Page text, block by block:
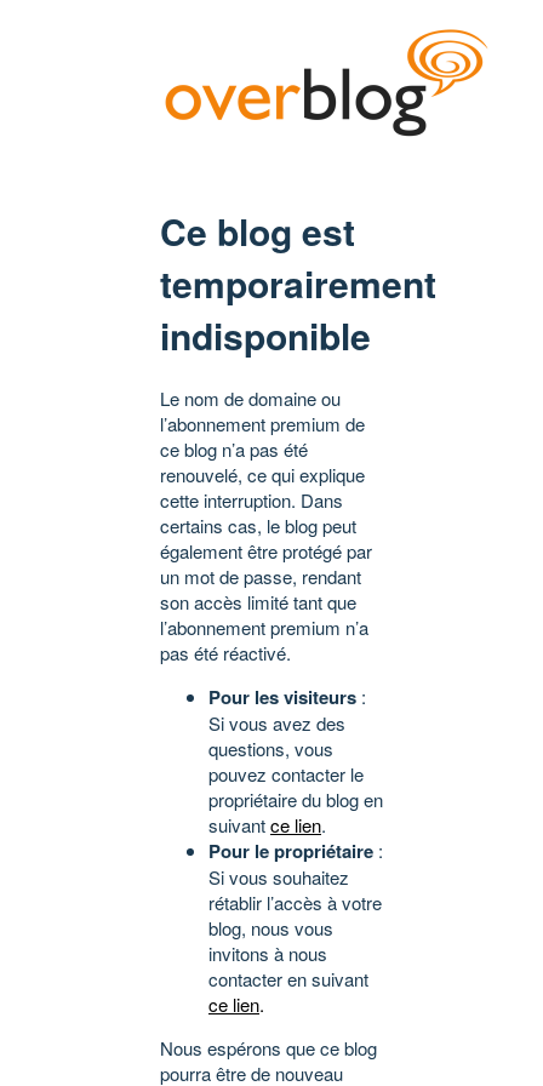
Ce blog est
temporairement
indisponible
Le nom de domaine ou
l’abonnement premium de
ce blog n’a pas été
renouvelé, ce qui explique
cette interruption. Dans
certains cas, le blog peut
également être protégé par
un mot de passe, rendant
son accès limité tant que
l’abonnement premium n’a
pas été réactivé.
Pour les visiteurs :
Si vous avez des
questions, vous
pouvez contacter le
propriétaire du blog en
suivantce lien.
Pour le propriétaire :
Si vous souhaitez
rétablir l’accès à votre
blog, nous vous
invitons à nous
contacter en suivant
ce lien.
Nous espérons que ce blog
pourra être de nouveau